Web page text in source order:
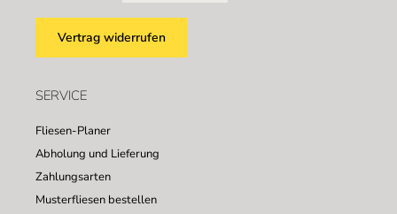
Vertrag widerrufen
SERVICE
Fliesen-Planer
Abholung und Lieferung
Zahlungsarten
Musterfliesen bestellen